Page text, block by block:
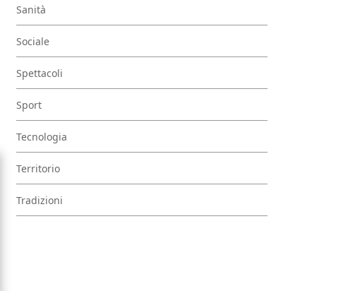
Sanità
Sociale
Spettacoli
Sport
Tecnologia
Territorio
Tradizioni